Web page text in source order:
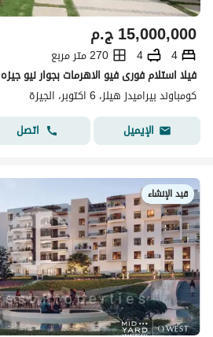
ج.م15,000,000
4
4
270 متر مربع
فيلا استلام فورى فيو الاهرمات بجوار نيو جيزه
كومباوند بيراميدز هيلز، 6 اكتوبر، الجيزة
الإيميل
اتصل
قيد الإنشاء